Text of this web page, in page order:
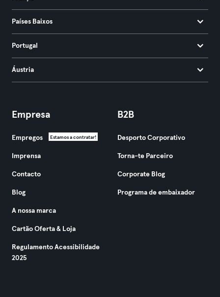
Países Baixos
Portugal
Áustria
Empresa
Empregos Estamos a contratar!
Imprensa
Contacto
Blog
A nossa marca
Cartão Oferta & Loja
Regulamento Acessibilidade
2025
B2B
Desporto Corporativo
Torna-te Parceiro
Corporate Blog
Programa de embaixador